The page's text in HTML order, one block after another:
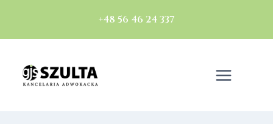
+48 56 46 24 337